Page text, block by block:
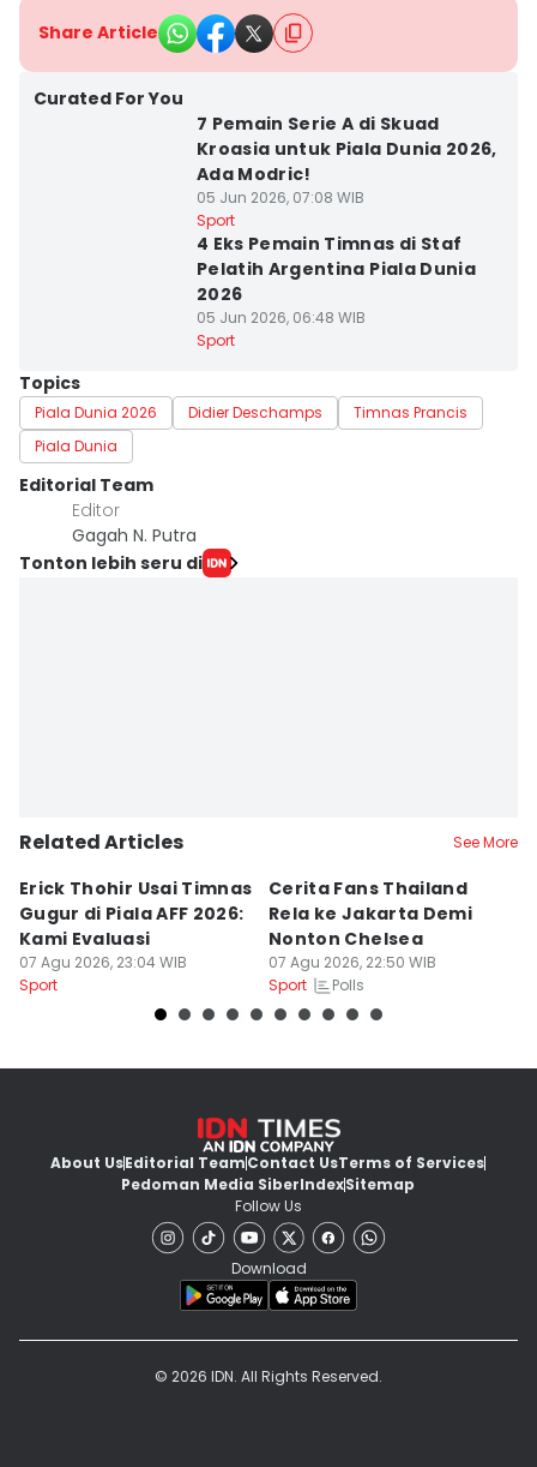
Share Article
Curated For You
7 Pemain Serie A di Skuad
Kroasia untuk Piala Dunia 2026,
Ada Modric!
05 Jun 2026, 07:08 WIB
Sport
4 Eks Pemain Timnas di Staf
Pelatih Argentina Piala Dunia
2026
05 Jun 2026, 06:48 WIB
Sport
Topics
Piala Dunia 2026 Didier Deschamps
Timnas Prancis
Piala Dunia
Editorial Team
Editor
Gagah N. Putra
Tonton lebih seru di
Related Articles See More
Erick Thohir Usai Timnas
Gugur di Piala AFF 2026:
Kami Evaluasi
07 Agu 2026, 23:04 WIB
Sport
Cerita Fans Thailand
Rela ke Jakarta Demi
Nonton Chelsea
07 Agu 2026, 22:50 WIB
Sport
Polls
About UsEditorial TeamContact UsTerms of Services
Pedoman Media SiberIndexSitemap
Follow Us
Download
© 2026 IDN. All Rights Reserved.